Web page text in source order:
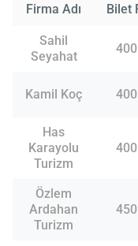
Firma Adı Bilet
Sahil
Seyahat
Kamil Koç
Has
Karayolu
Turizm
Özlem
Ardahan
Turizm